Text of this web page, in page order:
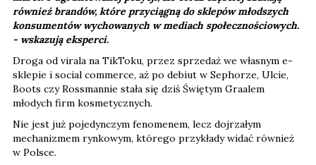
również brandów, które przyciągną do sklepów młodszych
konsumentów wychowanych w mediach społecznościowych.​
- wskazują eksperci.
Droga od virala na TikToku, przez sprzedaż we własnym e-
sklepie i social commerce, aż po debiut w Sephorze, Ulcie,
Boots czy Rossmannie stała się dziś Świętym Graalem
młodych firm kosmetycznych.
Nie jest już pojedynczym fenomenem, lecz dojrzałym
mechanizmem rynkowym, którego przykłady widać również
w Polsce.